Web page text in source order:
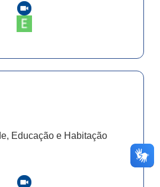
Educação e Habitação